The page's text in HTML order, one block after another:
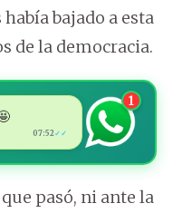
bajado a esta
de la democracia.
07:52✓✓
1
pasó, ni ante la